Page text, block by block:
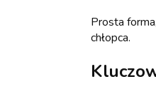
Prosta
chłopca.